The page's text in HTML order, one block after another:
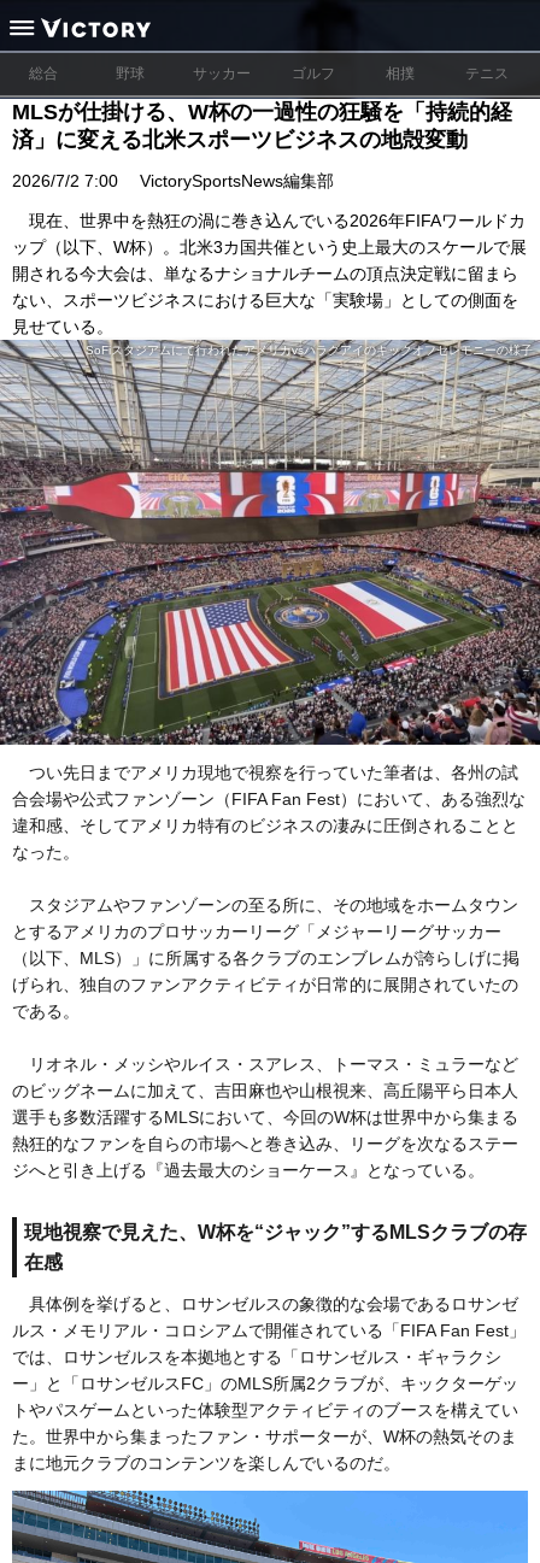
総合 野球 サッカー ゴルフ 相撲 テニス
MLSが仕掛ける、W杯の一過性の狂騒を「持続的経
済」に変える北米スポーツビジネスの地殻変動
2026/7/2 7:00 VictorySportsNews編集部
現在、世界中を熱狂の渦に巻き込んでいる2026年FIFAワールドカ
ップ（以下、W杯）。北米3カ国共催という史上最大のスケールで展
開される今大会は、単なるナショナルチームの頂点決定戦に留まら
ない、スポーツビジネスにおける巨大な「実験場」としての側面を
見せている。
SoFiスタジアムにて行われたアメリカvsパラグアイのキックオフセレモニーの様子
つい先日までアメリカ現地で視察を行っていた筆者は、各州の試
合会場や公式ファンゾーン（FIFA Fan Fest）において、ある強烈な
違和感、そしてアメリカ特有のビジネスの凄みに圧倒されることと
なった。
スタジアムやファンゾーンの至る所に、その地域をホームタウン
とするアメリカのプロサッカーリーグ「メジャーリーグサッカー
（以下、MLS）」に所属する各クラブのエンブレムが誇らしげに掲
げられ、独自のファンアクティビティが日常的に展開されていたの
である。
リオネル・メッシやルイス・スアレス、トーマス・ミュラーなど
のビッグネームに加えて、吉田麻也や山根視来、高丘陽平ら日本人
選手も多数活躍するMLSにおいて、今回のW杯は世界中から集まる
熱狂的なファンを自らの市場へと巻き込み、リーグを次なるステー
ジへと引き上げる『過去最大のショーケース』となっている。
現地視察で見えた、W杯を“ジャック”するMLSクラブの存
在感
具体例を挙げると、ロサンゼルスの象徴的な会場であるロサンゼ
ルス・メモリアル・コロシアムで開催されている「FIFA Fan Fest」
では、ロサンゼルスを本拠地とする「ロサンゼルス・ギャラクシ
ー」と「ロサンゼルスFC」のMLS所属2クラブが、キックターゲッ
トやパスゲームといった体験型アクティビティのブースを構えてい
た。世界中から集まったファン・サポーターが、W杯の熱気そのま
まに地元クラブのコンテンツを楽しんでいるのだ。